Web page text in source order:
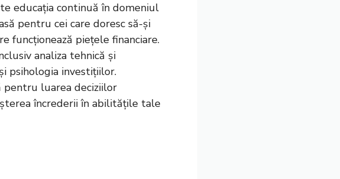
educația continuă în domeniul
pentru cei care doresc să-și
funcționează piețele financiare.
analiza tehnică și
psihologia investițiilor.
pentru luarea deciziilor
încrederii în abilitățile tale